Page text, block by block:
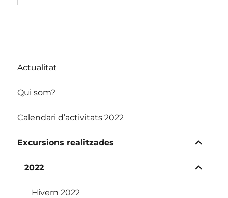
Actualitat
Qui som?
Calendari d’activitats 2022
Excursions realitzades
amplia
el
menú
fill
2022
amplia
el
menú
Hivern 2022